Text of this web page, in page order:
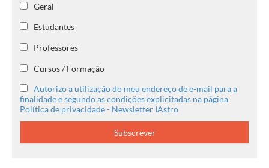
Geral
Estudantes
Professores
Cursos / Formação
Autorizo a utilização do meu endereço de e-mail para a
finalidade e segundo as condições explicitadas na página
Política de privacidade - Newsletter IAstro